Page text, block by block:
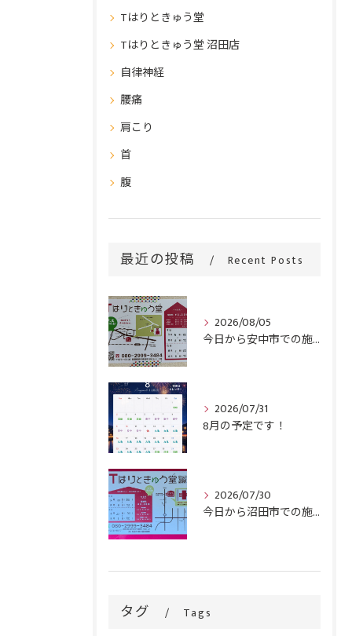
Tはりときゅう堂
Tはりときゅう堂 沼田店
自律神経
腰痛
肩こり
首
腹
最近の投稿 Recent Posts
2026/08/05
今日から安中市での施術がスタートです！
2026/07/31
8月の予定です！
2026/07/30
今日から沼田市での施術がスタートです！
タグ Tags